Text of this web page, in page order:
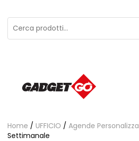
Home / UFFICIO / Agende
Settimanale